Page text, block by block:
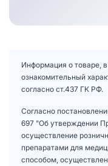
Информация о товаре,
ознакомительный
согласно ст.437 ГК РФ.
Согласно
697 "Об утверждении
осуществление
препаратами для
способом,